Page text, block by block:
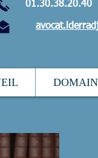
01.30.38.20.40